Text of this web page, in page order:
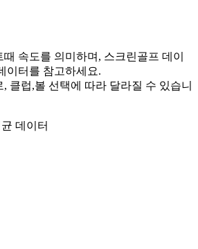
속도를 의미하며, 스크린골프 데이
이터를 참고하세요.
클럽,볼 선택에 따라 달라질 수 있습니
데이터